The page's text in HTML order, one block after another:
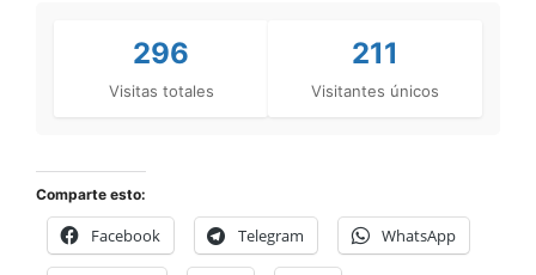
296
Visitas totales
211
Visitantes únicos
Comparte esto:
Facebook Telegram WhatsApp